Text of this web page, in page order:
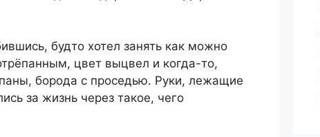
будто хотел занять как можно
цвет выцвел и когда-то,
борода с проседью. Руки, лежащие
за жизнь через такое, чего